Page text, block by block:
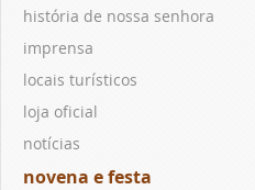
história de nossa senhora
imprensa
locais turísticos
loja oficial
notícias
novena e festa